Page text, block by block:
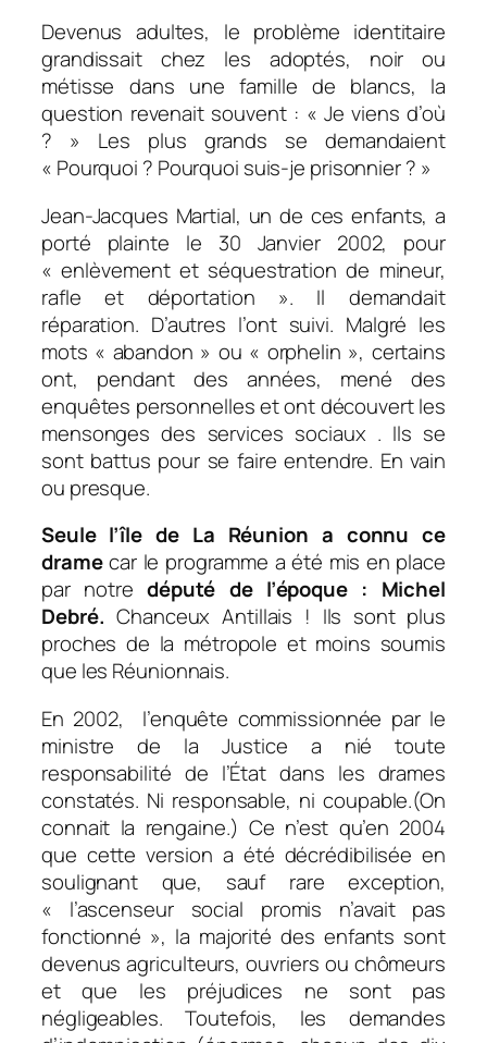
Devenus adultes, le problème identitaire
grandissait chez les adoptés, noir ou
métisse dans une famille de blancs, la
question revenait souvent : « Je viens d’où
? » Les plus grands se demandaient
« Pourquoi ? Pourquoi suis-je prisonnier ? »
Jean-Jacques Martial, un de ces enfants, a
porté plainte le 30 Janvier 2002, pour
« enlèvement et séquestration de mineur,
rafle et déportation ». Il demandait
réparation. D’autres l’ont suivi. Malgré les
mots « abandon » ou « orphelin », certains
ont, pendant des années, mené des
enquêtes personnelles et ont découvert les
mensonges des services sociaux . Ils se
sont battus pour se faire entendre. En vain
ou presque.
Seule l’île de La Réunion a connu ce
dramecar le programme a été mis en place
par notre député de l’époque : Michel
Debré. Chanceux Antillais ! Ils sont plus
proches de la métropole et moins soumis
que les Réunionnais.
En 2002, l’enquête commissionnée par le
ministre de la Justice a nié toute
responsabilité de l’État dans les drames
constatés. Ni responsable, ni coupable.(On
connait la rengaine.) Ce n’est qu’en 2004
que cette version a été décrédibilisée en
soulignant que, sauf rare exception,
« l’ascenseur social promis n’avait pas
fonctionné », la majorité des enfants sont
devenus agriculteurs, ouvriers ou chômeurs
et que les préjudices ne sont pas
négligeables. Toutefois, les demandes